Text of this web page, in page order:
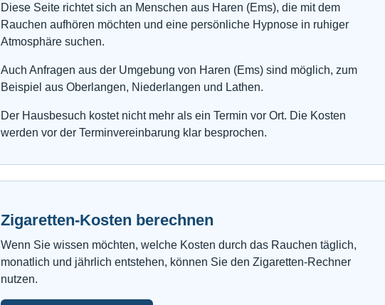
Diese Seite richtet sich an Menschen aus Haren (Ems), die mit dem
Rauchen aufhören möchten und eine persönliche Hypnose in ruhiger
Atmosphäre suchen.
Auch Anfragen aus der Umgebung von Haren (Ems) sind möglich, zum
Beispiel aus Oberlangen, Niederlangen und Lathen.
Der Hausbesuch kostet nicht mehr als ein Termin vor Ort. Die Kosten
werden vor der Terminvereinbarung klar besprochen.
Zigaretten-Kosten berechnen
Wenn Sie wissen möchten, welche Kosten durch das Rauchen täglich,
monatlich und jährlich entstehen, können Sie den Zigaretten-Rechner
nutzen.